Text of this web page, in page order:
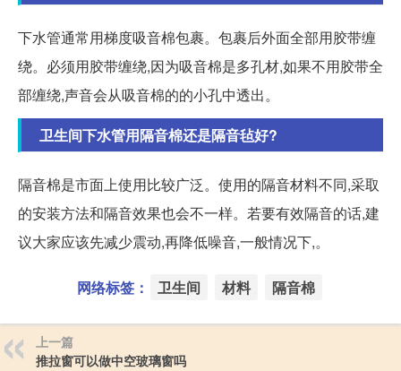
下水管通常用梯度吸音棉包裹。包裹后外面全部用胶带缠
绕。必须用胶带缠绕,因为吸音棉是多孔材,如果不用胶带全
部缠绕,声音会从吸音棉的的小孔中透出。
卫生间下水管用隔音棉还是隔音毡好?
隔音棉是市面上使用比较广泛。使用的隔音材料不同,采取
的安装方法和隔音效果也会不一样。若要有效隔音的话,建
议大家应该先减少震动,再降低噪音,一般情况下,。
网络标签： 卫生间 材料 隔音棉
上一篇
推拉窗可以做中空玻璃窗吗